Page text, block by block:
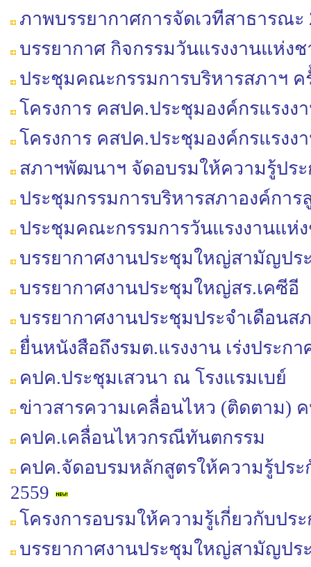
ภาพบรรยากาศการจัดเวทีสาธารณ
บรรยากาศ กิจกรรมวันแรงงานแห่งช
ประชุมคณะกรรมการบริหารสภาฯ ค
โครงการ คสปค.ประชุมองค์กรแรงง
โครงการ คสปค.ประชุมองค์กรแรง
สภาฯพัฒนาฯ จัดอบรมให้ความรู้ปร
ประชุมกรรมการบริหารสภาองค์การ
ประชุมคณะกรรมการวันแรงงานแห่ง
บรรยากาศงานประชุมใหญ่สามัญปร
บรรยากาศงานประชุมใหญ่สร.เคซีอี
บรรยากาศงานประชุมประจำเดือนส
ยื่นหนังสือถึงรมต.แรงงาน เร่งประก
คปค.ประชุมเสวนา ณ โรงแรมเบย์
ข่าวสารความเคลื่อนไหว (ติดตาม)
คปค.เคลื่อนไหวกรณีทันตกรรม
คปค.จัดอบรมหลักสูตรให้ความรู้ปร
2559
โครงการอบรมให้ความรู้เกี่ยวกับปร
บรรยากาศงานประชุมใหญ่สามัญปร